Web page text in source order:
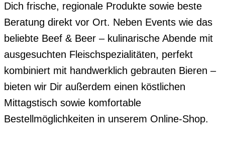
Dich frische, regionale Produkte sowie beste
Beratung direkt vor Ort. Neben Events wie das
beliebte Beef & Beer – kulinarische Abende mit
ausgesuchten Fleischspezialitäten, perfekt
kombiniert mit handwerklich gebrauten Bieren –
bieten wir Dir außerdem einen köstlichen
Mittagstisch sowie komfortable
Bestellmöglichkeiten in unserem Online-Shop.